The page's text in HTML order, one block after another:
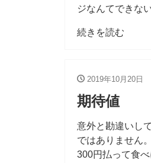
ジなんてできな
続きを読む
2019年10月20日
期待値
意外と勘違いし
ではありません
300円払って食